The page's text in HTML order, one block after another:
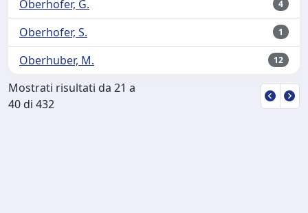
Oberhofer, G. 4
Oberhofer, S. 1
Oberhuber, M. 12
Mostrati risultati da 21 a
40 di 432